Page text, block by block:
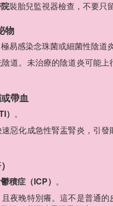
裝胎兒監視器檢查，不要只
物
易感染念珠菌或細菌性陰道炎
陰道。未治療的陰道炎可能
帶血
） 。
速惡化成急性腎盂腎炎，引
積症（ICP） 。
且夜晚特別癢。這不是普通